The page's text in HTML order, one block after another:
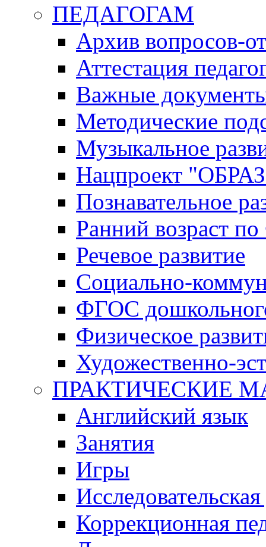
ПЕДАГОГАМ
Архив вопросов-
Аттестация
Важные
Методические
Музыкальное
Нацпроект
Познавательное
Ранний возраст
Речевое развитие
Социально-
ФГОС
Физическое
Художественно-
ПРАКТИЧЕСКИЕ
Английский язык
Занятия
Игры
Коррекционная